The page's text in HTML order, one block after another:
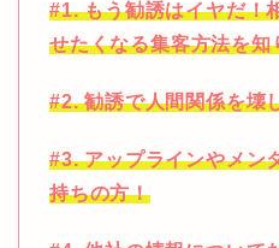
#1. もう勧誘はイヤだ！
せたくなる集客方法を知
#2. 勧誘で人間関係を壊
#3. アップラインやメン
持ちの方！